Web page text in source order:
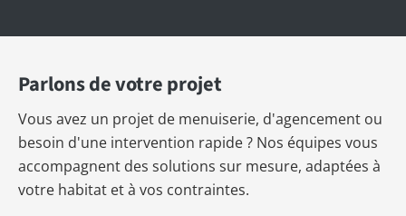
Parlons de votre projet
Vous avez un projet de menuiserie, d'agencement ou
besoin d'une intervention rapide ? Nos équipes vous
accompagnent des solutions sur mesure, adaptées à
votre habitat et à vos contraintes.